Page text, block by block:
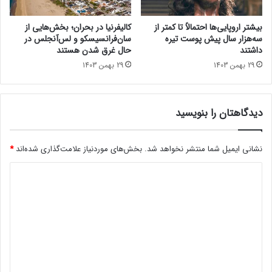
د
ا
س
و
ی
ب
ی
م
بیشتر اروپایی‌ها احتمالاً تا کمتر از
سه‌هزار سال پیش پوست تیره
داشتند
29 بهمن 1403
کالیفرنیا در بحران؛ بخش‌هایی از
سان‌فرانسیسکو و لس‌آنجلس در
حال غرق شدن هستند
29 بهمن 1403
دیدگاهتان را بنویسید
نشانی ایمیل شما منتشر نخواهد شد. بخش‌های موردنیاز علامت‌گذاری شده‌اند*